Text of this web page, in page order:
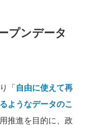
プンデータ
「自由に使えて再
ようなデータのこ
推進を目的に、政